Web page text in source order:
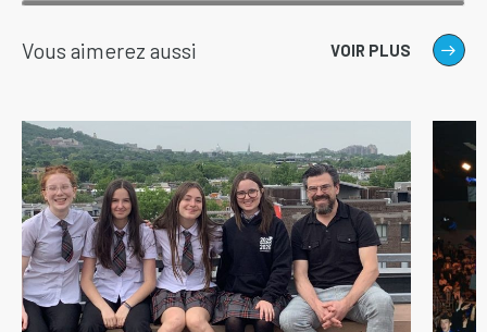
Vous aimerez aussi VOIR PLUS